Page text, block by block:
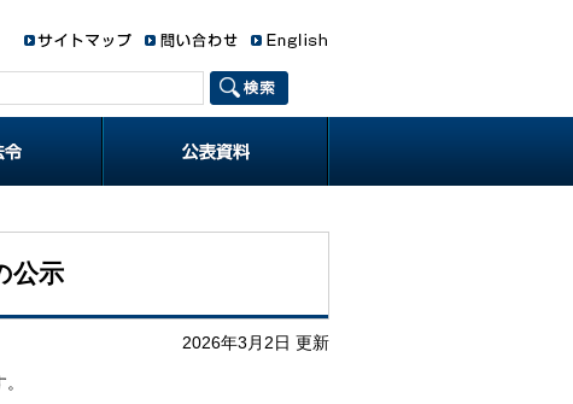
ジ
特集ページ
ジ
公示
2026年3月2日 更新